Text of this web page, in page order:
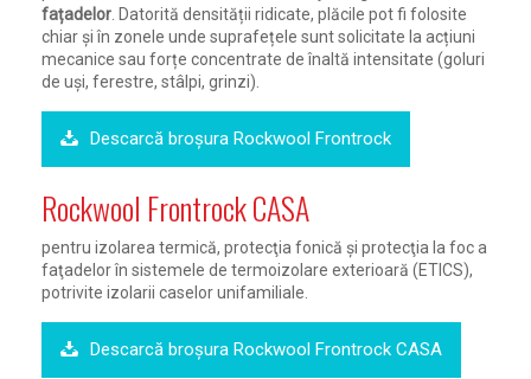
fațadelor . Datorită densității ridicate, plăcile pot fi folosite
chiar și în zonele unde suprafețele sunt solicitate la acțiuni
mecanice sau forțe concentrate de înaltă intensitate (goluri
de uşi, ferestre, stâlpi, grinzi).
Descarcă broșura Rockwool Frontrock
Rockwool Frontrock CASA
pentru izolarea termică, protecţia fonică şi protecţia la foc a
faţadelor în sistemele de termoizolare exterioară (ETICS),
potrivite izolarii caselor unifamiliale.
Descarcă broșura Rockwool Frontrock CASA